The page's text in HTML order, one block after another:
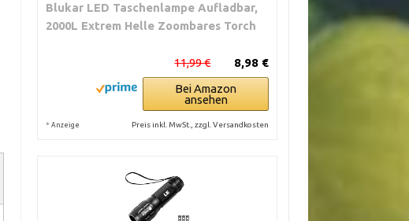
Blukar LED Taschenlampe Aufladbar,
2000L Extrem Helle Zoombares Torch
8,98 €
11,99 €
Bei Amazon
ansehen
* Anzeige Preis inkl. MwSt., zzgl. Versandkosten